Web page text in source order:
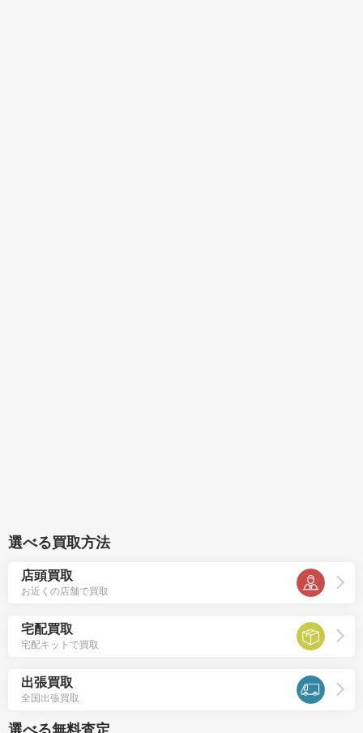
選べる買取方法
店頭買取
お近くの店舗で買取
宅配買取
宅配キットで買取
出張買取
全国出張買取
選べる無料査定